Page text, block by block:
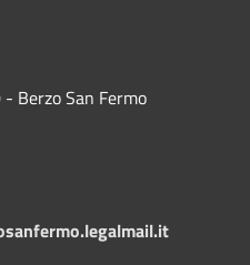
Berzo San Fermo